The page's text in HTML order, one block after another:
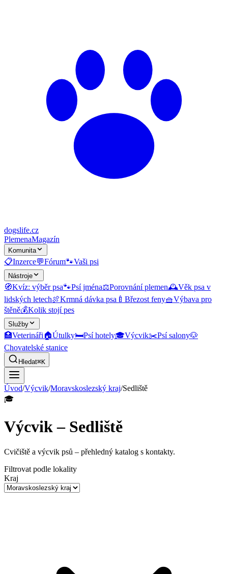
dogslife.cz
PlemenaMagazín
Komunita
📋Inzerce💬Fórum🐾Vaši psi
Nástroje
🧭Kvíz: výběr psa🐾Psí jména⚖️Porovnání plemen🕰️Věk psa v
lidských letech🍖Krmná dávka psa 🍼 Březost feny🧺Výbava pro
štěně💰Kolik stojí pes
Služby
🏥Veterináři🏠Útulky🛏️Psí hotely🎓Výcvik✂️Psí salony🐶
Chovatelské stanice
Hledat⌘K
Úvod/Výcvik/Moravskoslezský kraj/Sedliště
🎓
Výcvik – Sedliště
Cvičiště a výcvik psů – přehledný katalog s kontakty.
Filtrovat podle lokality
Kraj